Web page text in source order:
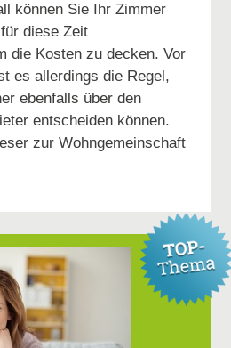
können Sie Ihr Zimmer
diese Zeit
die Kosten zu decken. Vor
es allerdings die Regel,
ebenfalls über den
entscheiden können.
zur Wohngemeinschaft